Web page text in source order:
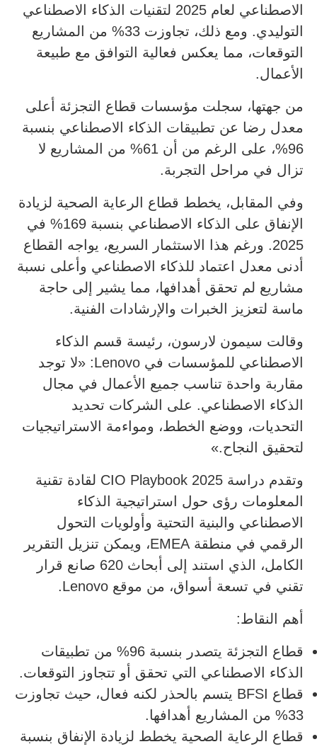
الاصطناعي لعام 2025 لتقنيات الذكاء الاصطناعي
التوليدي. ومع ذلك، تجاوزت 33% من المشاريع
التوقعات، مما يعكس فعالية التوافق مع طبيعة
الأعمال.
من جهتها، سجلت مؤسسات قطاع التجزئة أعلى
معدل رضا عن تطبيقات الذكاء الاصطناعي بنسبة
96%، على الرغم من أن 61% من المشاريع لا
تزال في مراحل التجربة.
وفي المقابل، يخطط قطاع الرعاية الصحية لزيادة
الإنفاق على الذكاء الاصطناعي بنسبة 169% في
2025. ورغم هذا الاستثمار السريع، يواجه القطاع
أدنى معدل اعتماد للذكاء الاصطناعي وأعلى نسبة
مشاريع لم تحقق أهدافها، مما يشير إلى حاجة
ماسة لتعزيز الخبرات والإرشادات الفنية.
وقالت سيمون لارسون، رئيسة قسم الذكاء
الاصطناعي للمؤسسات في Lenovo: «لا توجد
مقاربة واحدة تناسب جميع الأعمال في مجال
الذكاء الاصطناعي. على الشركات تحديد
التحديات، ووضع الخطط، ومواءمة الاستراتيجيات
لتحقيق النجاح.»
وتقدم دراسة CIO Playbook 2025 لقادة تقنية
المعلومات رؤى حول استراتيجية الذكاء
الاصطناعي والبنية التحتية وأولويات التحول
الرقمي في منطقة EMEA، ويمكن تنزيل التقرير
الكامل، الذي استند إلى أبحاث 620 صانع قرار
تقني في تسعة أسواق، من موقع Lenovo.
أهم النقاط:
قطاع التجزئة يتصدر بنسبة 96% من تطبيقات
الذكاء الاصطناعي التي تحقق أو تتجاوز التوقعات.
قطاع BFSI يتسم بالحذر لكنه فعال، حيث تجاوزت
33% من المشاريع أهدافها.
قطاع الرعاية الصحية يخطط لزيادة الإنفاق بنسبة